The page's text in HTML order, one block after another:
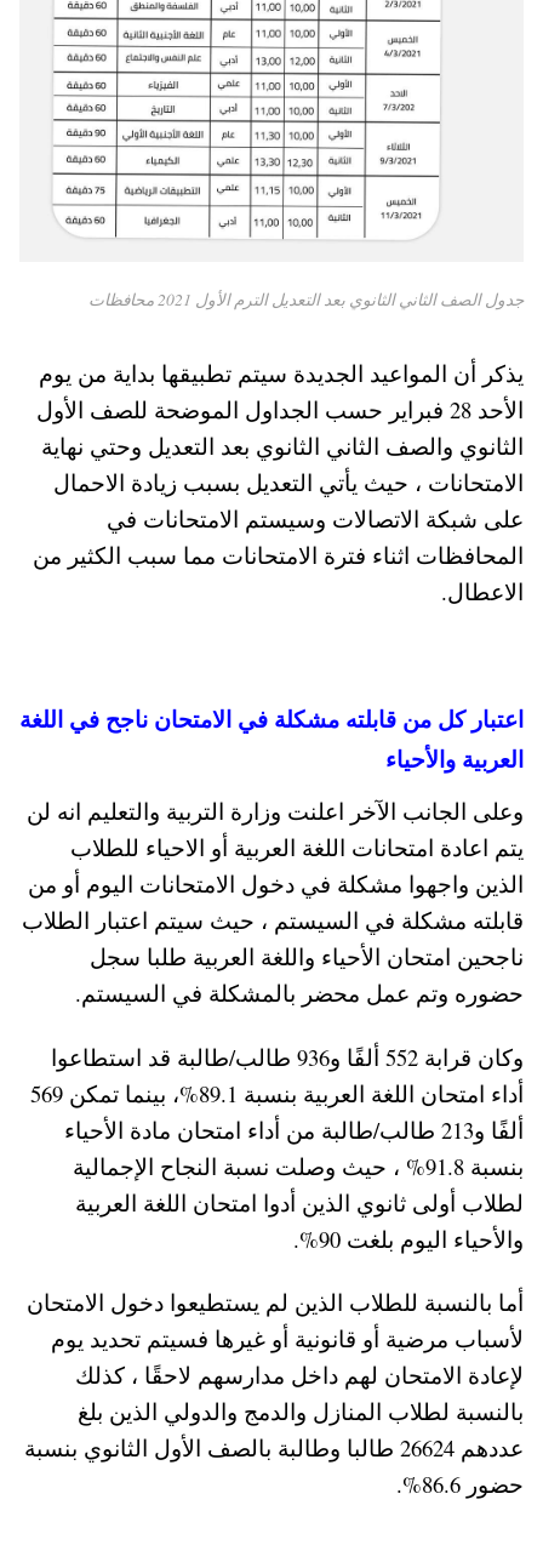
جدول الصف الثاني الثانوي بعد التعديل الترم الأول 2021 محافظات
يذكر أن المواعيد الجديدة سيتم تطبيقها بداية من يوم
الأحد 28 فبراير حسب الجداول الموضحة للصف الأول
الثانوي والصف الثاني الثانوي بعد التعديل وحتي نهاية
الامتحانات ، حيث يأتي التعديل بسبب زيادة الاحمال
على شبكة الاتصالات وسيستم الامتحانات في
المحافظات اثناء فترة الامتحانات مما سبب الكثير من
الاعطال.
اعتبار كل من قابلته مشكلة في الامتحان ناجح في اللغة
العربية والأحياء
وعلى الجانب الآخر اعلنت وزارة التربية والتعليم انه لن
يتم اعادة امتحانات اللغة العربية أو الاحياء للطلاب
الذين واجهوا مشكلة في دخول الامتحانات اليوم أو من
قابلته مشكلة في السيستم ، حيث سيتم اعتبار الطلاب
ناجحين امتحان الأحياء واللغة العربية طلبا سجل
حضوره وتم عمل محضر بالمشكلة في السيستم.
وكان قرابة 552 ألفًا و936 طالب/طالبة قد استطاعوا
أداء امتحان اللغة العربية بنسبة 89.1%، بينما تمكن 569
ألفًا و213 طالب/طالبة من أداء امتحان مادة الأحياء
بنسبة 91.8% ، حيث وصلت نسبة النجاح الإجمالية
لطلاب أولى ثانوي الذين أدوا امتحان اللغة العربية
والأحياء اليوم بلغت 90%.
أما بالنسبة للطلاب الذين لم يستطيعوا دخول الامتحان
لأسباب مرضية أو قانونية أو غيرها فسيتم تحديد يوم
لإعادة الامتحان لهم داخل مدارسهم لاحقًا ، كذلك
بالنسبة لطلاب المنازل والدمج والدولي الذين بلغ
عددهم 26624 طالبا وطالبة بالصف الأول الثانوي بنسبة
حضور 86.6%.